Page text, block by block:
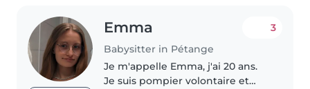
Emma
Babysitter in Pétange
3
Je m'appelle Emma, j'ai 20 ans.
Je suis pompier volontaire et